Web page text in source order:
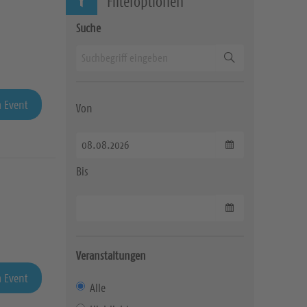
Event
Event
Suche
Von
Bis
Veranstaltungen
Alle